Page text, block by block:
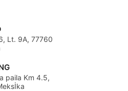
Lt. 9A, 77760
paila Km 4.5,